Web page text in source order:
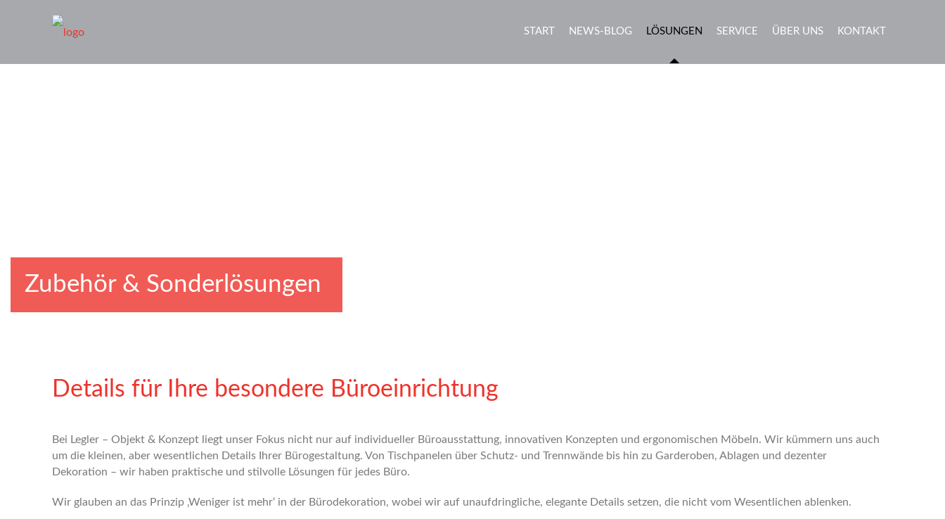
START NEWS-BLOG LÖSUNGEN SERVICE ÜBER UNS KONTAKT
Zubehör & Sonderlösungen
Details für Ihre besondere Büroeinrichtung
Bei Legler – Objekt & Konzept liegt unser Fokus nicht nur auf individueller Büroausstattung, innovativen Konzepten und ergonomischen Möbeln. Wir kümmern uns auch
um die kleinen, aber wesentlichen Details Ihrer Bürogestaltung. Von Tischpanelen über Schutz- und Trennwände bis hin zu Garderoben, Ablagen und dezenter
Dekoration – wir haben praktische und stilvolle Lösungen für jedes Büro.
Wir glauben an das Prinzip ‚Weniger ist mehr‘ in der Bürodekoration, wobei wir auf unaufdringliche, elegante Details setzen, die nicht vom Wesentlichen ablenken.